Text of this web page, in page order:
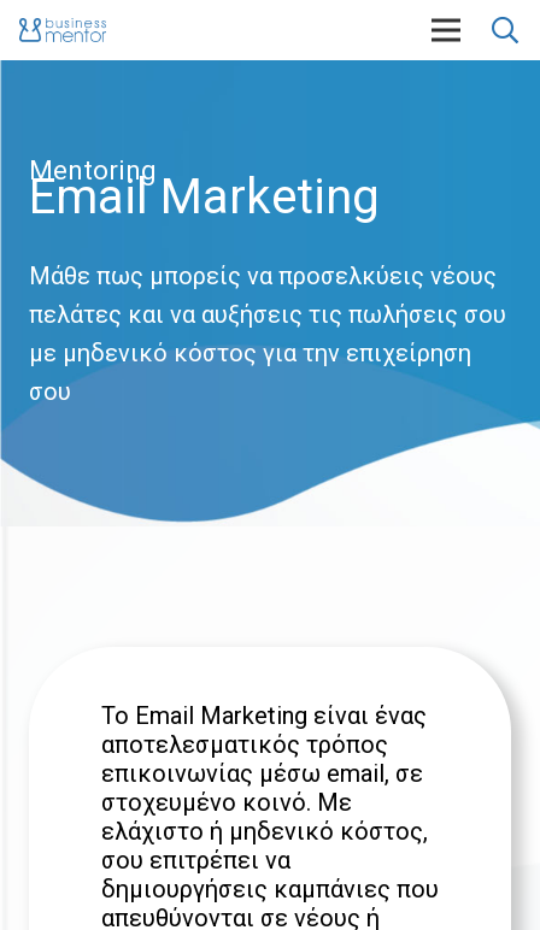
Mentoring
Email Marketing
Μάθε πως μπορείς να προσελκύεις νέους
πελάτες και να αυξήσεις τις πωλήσεις σου
με μηδενικό κόστος για την επιχείρηση
σου
To Email Marketing είναι ένας
αποτελεσματικός τρόπος
επικοινωνίας μέσω email, σε
στοχευμένο κοινό. Με
ελάχιστο ή μηδενικό κόστος,
σου επιτρέπει να
δημιουργήσεις καμπάνιες που
απευθύνονται σε νέους ή